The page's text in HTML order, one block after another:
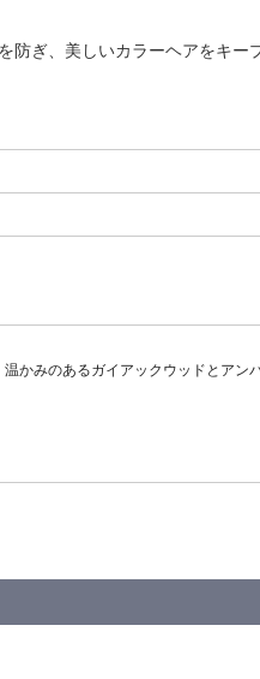
防ぎ、美しいカラーヘアをキー
かみのあるガイアックウッドとアン